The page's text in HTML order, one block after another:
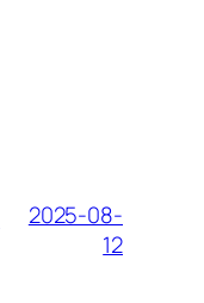
2025-08-
12